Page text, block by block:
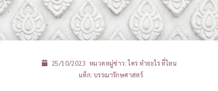
25/10/2023 หมวดหมู่ข่าว:ใคร ทำอะไร ที่ไหน
แท็ก: บรรณารักษศาสตร์